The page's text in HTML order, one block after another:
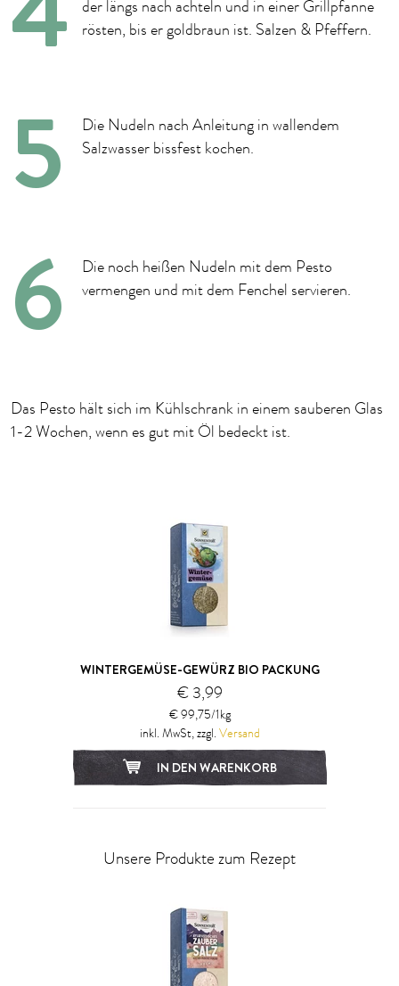
der längs nach achteln und in einer Grillpfanne
rösten, bis er goldbraun ist. Salzen & Pfeffern.
Die Nudeln nach Anleitung in wallendem
Salzwasser bissfest kochen.
Die noch heißen Nudeln mit dem Pesto
vermengen und mit dem Fenchel servieren.
Das Pesto hält sich im Kühlschrank in einem sauberen Glas
1-2 Wochen, wenn es gut mit Öl bedeckt ist.
WINTERGEMÜSE-GEWÜRZ BIO PACKUNG
€ 3,99
€ 99,75/1kg
inkl. MwSt, zzgl. Versand
IN DEN WARENKORB
Unsere Produkte zum Rezept